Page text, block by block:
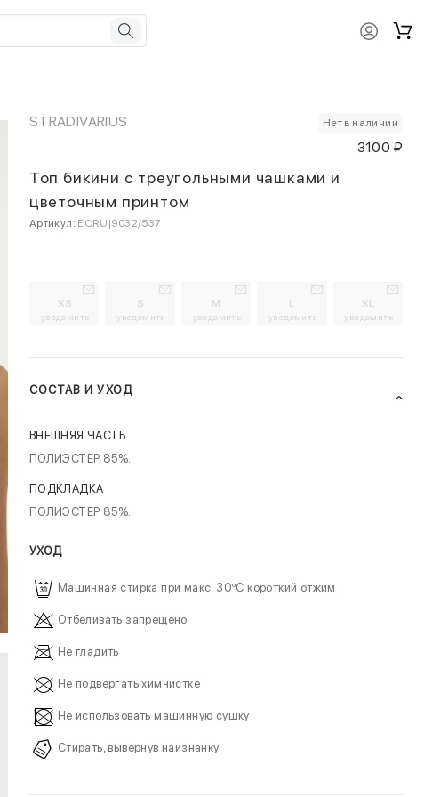
STRADIVARIUS Нет в наличии
3100 ₽
Топ бикини с треугольными чашками и
цветочным принтом
Артикул: ECRU|9032/537
XS
уведомить
S
уведомить
M
уведомить
L
уведомить
XL
уведомить
СОСТАВ И УХОД
ВНЕШНЯЯ ЧАСТЬ
ПОЛИЭСТЕР 85%.
ПОДКЛАДКА
ПОЛИЭСТЕР 85%.
УХОД
Машинная стирка при макс. 30ºC короткий отжим
Отбеливать запрещено
Не гладить
Не подвергать химчистке
Не использовать машинную сушку
Стирать, вывернув наизнанку